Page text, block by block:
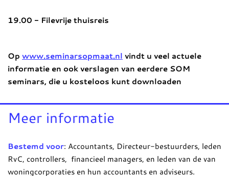
19.00 - Filevrije thuisreis
Op www.seminarsopmaat.nl vindt u veel actuele
informatie en ook verslagen van eerdere SOM
seminars, die u kosteloos kunt downloaden
Meer informatie
Bestemd voor: Accountants, Directeur-bestuurders, leden
RvC, controllers, financieel managers, en leden van de van
woningcorporaties en hun accountants en adviseurs.